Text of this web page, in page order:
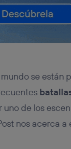
se están
de los
nos acerca a